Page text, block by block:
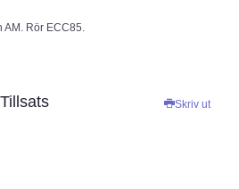
AM. Rör ECC85.
Skriv ut